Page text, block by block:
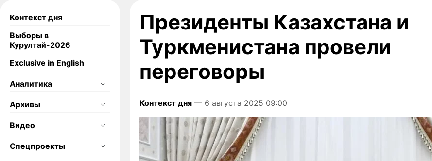
Контекст дня
Выборы в
Курултай-2026
Exclusive in English
Аналитика
Архивы
Видео
Спецпроекты
Президенты Казахстана и
Туркменистана провели
переговоры
Контекст дня — 6 августа 2025 09:00